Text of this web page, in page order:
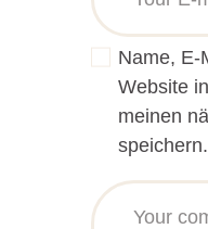
Name, E-
Website
meinen
speichern.